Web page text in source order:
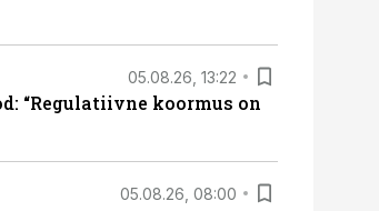
05.08.26, 13:22
“Regulatiivne koormus on
05.08.26, 08:00